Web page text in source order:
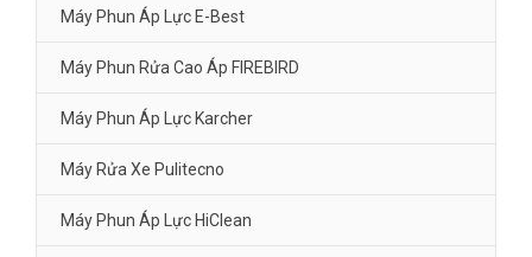
Máy Phun Áp Lực E-Best
Máy Phun Rửa Cao Áp FIREBIRD
Máy Phun Áp Lực Karcher
Máy Rửa Xe Pulitecno
Máy Phun Áp Lực HiClean